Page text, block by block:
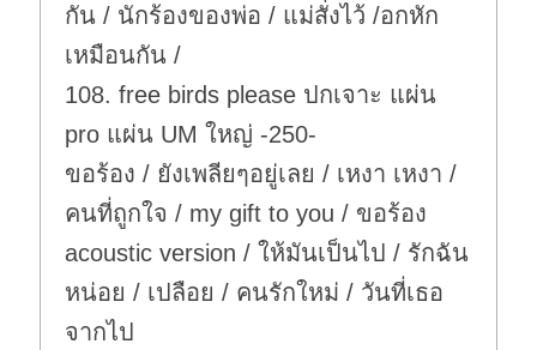
กัน / นักร้องของพ่อ / แม่สั่งไว้ /อกหัก
เหมือนกัน /
108. free birds please ปกเจาะ แผ่น
pro แผ่น UM ใหญ่ -250-
ขอร้อง / ยังเพลียๆอยู่เลย / เหงา เหงา /
คนที่ถูกใจ / my gift to you / ขอร้อง
acoustic version / ให้มันเป็นไป / รักฉัน
หน่อย / เปลือย / คนรักใหม่ / วันที่เธอ
จากไป